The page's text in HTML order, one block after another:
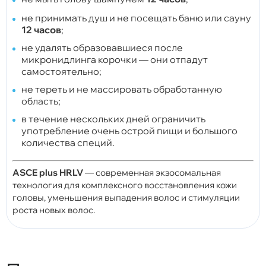
не принимать душ и не посещать баню или сауну
12 часов;
не удалять образовавшиеся после
микронидлинга корочки — они отпадут
самостоятельно;
не тереть и не массировать обработанную
область;
в течение нескольких дней ограничить
употребление очень острой пищи и большого
количества специй.
ASCE plus HRLV— современная экзосомальная
технология для комплексного восстановления кожи
головы, уменьшения выпадения волос и стимуляции
роста новых волос.